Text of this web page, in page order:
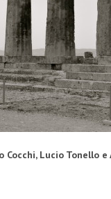
Cocchi, Lucio Tonello